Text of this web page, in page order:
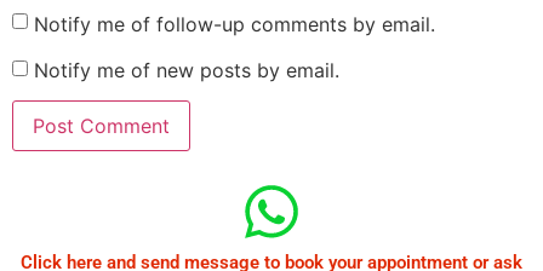
Notify me of follow-up comments by email.
Notify me of new posts by email.
Click here and send message to book your appointment or ask